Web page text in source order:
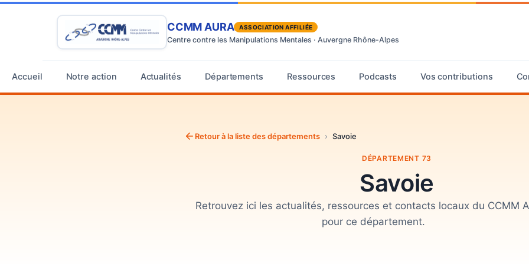
CCMM AURA ASSOCIATION AFFILIÉE
Centre contre les Manipulations Mentales · Auvergne Rhône-Alpes
Accueil Notre action Actualités Départements Ressources Podcasts Vos contributions
Retour à la liste des départements › Savoie
DÉPARTEMENT 73
Savoie
Retrouvez ici les actualités, ressources et contacts locaux du CCMM
pour ce département.